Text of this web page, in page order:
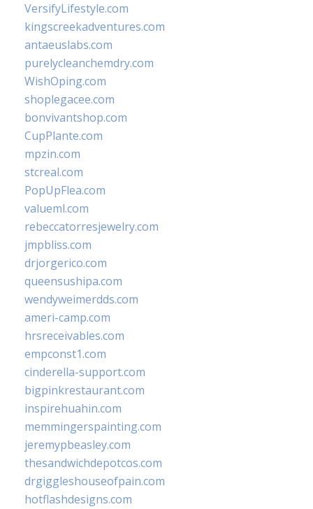
VersifyLifestyle.com
kingscreekadventures.com
antaeuslabs.com
purelycleanchemdry.com
WishOping.com
shoplegacee.com
bonvivantshop.com
CupPlante.com
mpzin.com
stcreal.com
PopUpFlea.com
valueml.com
rebeccatorresjewelry.com
jmpbliss.com
drjorgerico.com
queensushipa.com
wendyweimerdds.com
ameri-camp.com
hrsreceivables.com
empconst1.com
cinderella-support.com
bigpinkrestaurant.com
inspirehuahin.com
memmingerspainting.com
jeremypbeasley.com
thesandwichdepotcos.com
drgiggleshouseofpain.com
hotflashdesigns.com